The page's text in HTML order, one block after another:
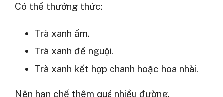
Có thể thưởng thức:
Trà xanh ấm.
Trà xanh để nguội.
Trà xanh kết hợp chanh hoặc hoa nhài.
Nên hạn chế thêm quá nhiều đường.